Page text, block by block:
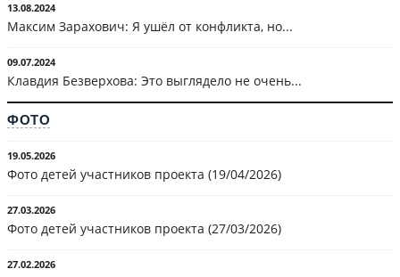
13.08.2024
Максим Зарахович: Я ушёл от конфликта, но...
09.07.2024
Клавдия Безверхова: Это выглядело не очень...
ФОТО
19.05.2026
Фото детей участников проекта (19/04/2026)
27.03.2026
Фото детей участников проекта (27/03/2026)
27.02.2026